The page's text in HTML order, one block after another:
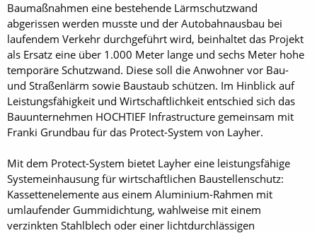
Baumaßnahmen eine bestehende Lärmschutzwand
abgerissen werden musste und der Autobahnausbau bei
laufendem Verkehr durchgeführt wird, beinhaltet das Projekt
als Ersatz eine über 1.000 Meter lange und sechs Meter hohe
temporäre Schutzwand. Diese soll die Anwohner vor Bau-
und Straßenlärm sowie Baustaub schützen. Im Hinblick auf
Leistungsfähigkeit und Wirtschaftlichkeit entschied sich das
Bauunternehmen HOCHTIEF Infrastructure gemeinsam mit
Franki Grundbau für das Protect-System von Layher.
Mit dem Protect-System bietet Layher eine leistungsfähige
Systemeinhausung für wirtschaftlichen Baustellenschutz:
Kassettenelemente aus einem Aluminium-Rahmen mit
umlaufender Gummidichtung, wahlweise mit einem
verzinkten Stahlblech oder einer lichtdurchlässigen